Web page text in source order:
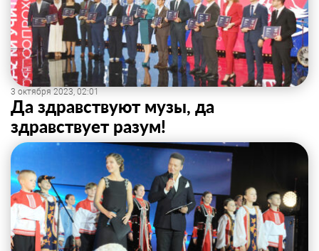
3 октября 2023, 02:01
Да здравствуют музы, да
здравствует разум!